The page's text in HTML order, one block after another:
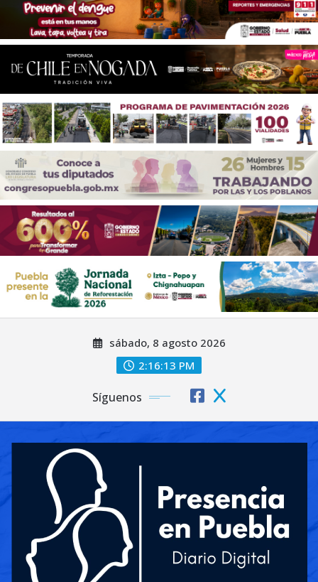
sábado, 8 agosto 2026
2:16:15 PM
Síguenos